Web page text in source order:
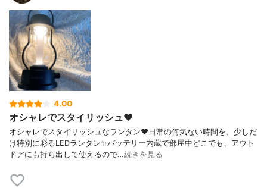
4.00
オシャレでスタイリッシュ❤️
オシャレでスタイリッシュなランタン❤️日常の何気ない時間を、少しだ
け特別に彩るLEDランタン✨バッテリー内蔵で部屋中どこでも、アウト
ドアにも持ち出して使えるので…続きを見る